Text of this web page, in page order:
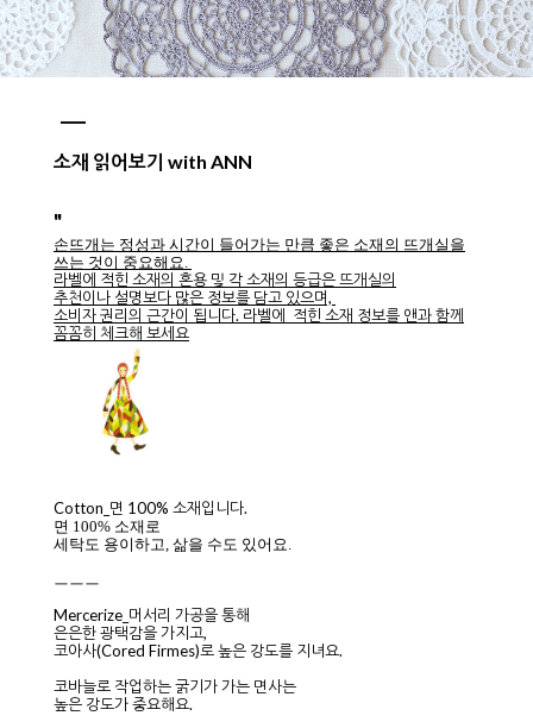
소재 읽어보기 with ANN
"
손뜨개는 정성과 시간이 들어가는 만큼 좋은 소재의 뜨개실을
쓰는 것이 중요해요.
라벨에 적힌 소재의 혼용 및 각 소재의 등급은 뜨개실의
추천이나 설명보다 많은 정보를 담고 있으며,
소비자 권리의 근간이 됩니다. 라벨에 적힌 소재 정보를 앤과 함께
꼼꼼히 체크해 보세요
Cotton_면 100% 소재입니다.
면 100% 소재로
세탁도 용이하고, 삶을 수도 있어요.
ㅡㅡㅡ
Mercerize_머서리 가공을 통해
은은한 광택감을 가지고,
코아사(Cored Firmes)로 높은 강도를 지녀요.
코바늘로 작업하는 굵기가 가는 면사는
높은 강도가 중요해요.